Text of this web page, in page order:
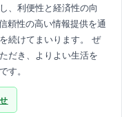
、利便性と経済性の向
頼性の高い情報提供を通
続けてまいります。 ぜ
だき、よりよい生活を
す。